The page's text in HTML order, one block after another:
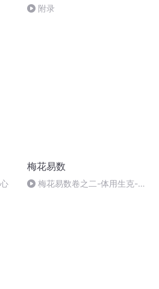
附录
梅花易数
梅花易数卷之二-体用生克-玄